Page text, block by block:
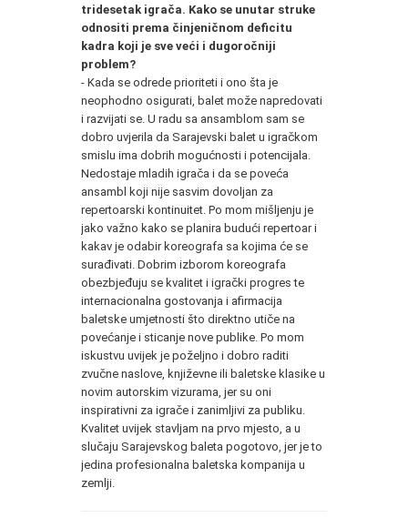
tridesetak igrača. Kako se unutar struke
odnositi prema činjeničnom deficitu
kadra koji je sve veći i dugoročniji
problem?
- Kada se odrede prioriteti i ono šta je
neophodno osigurati, balet može napredovati
i razvijati se. U radu sa ansamblom sam se
dobro uvjerila da Sarajevski balet u igračkom
smislu ima dobrih mogućnosti i potencijala.
Nedostaje mladih igrača i da se poveća
ansambl koji nije sasvim dovoljan za
repertoarski kontinuitet. Po mom mišljenju je
jako važno kako se planira budući repertoar i
kakav je odabir koreografa sa kojima će se
surađivati. Dobrim izborom koreografa
obezbjeđuju se kvalitet i igrački progres te
internacionalna gostovanja i afirmacija
baletske umjetnosti što direktno utiče na
povećanje i sticanje nove publike. Po mom
iskustvu uvijek je poželjno i dobro raditi
zvučne naslove, književne ili baletske klasike u
novim autorskim vizurama, jer su oni
inspirativni za igrače i zanimljivi za publiku.
Kvalitet uvijek stavljam na prvo mjesto, a u
slučaju Sarajevskog baleta pogotovo, jer je to
jedina profesionalna baletska kompanija u
zemlji.